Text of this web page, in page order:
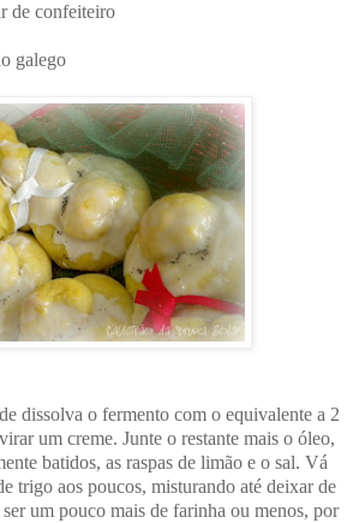
de confeiteiro
galego
dissolva o fermento com o equivalente a 2
um creme. Junte o restante mais o óleo,
batidos, as raspas de limão e o sal. Vá
trigo aos poucos, misturando até deixar de
um pouco mais de farinha ou menos, por